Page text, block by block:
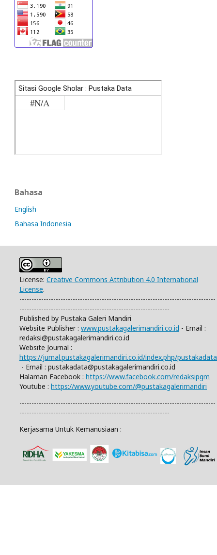
Bahasa
English
Bahasa Indonesia
License: Creative Commons Attribution 4.0 International
License.
---------------------------------------------------------------------------------
--------------------------------------------------------------
Published by Pustaka Galeri Mandiri
Website Publisher : www.pustakagalerimandiri.co.id - Email :
redaksi@pustakagalerimandiri.co.id
Website Journal :
https://jurnal.pustakagalerimandiri.co.id/index.php/pustakadata
- Email : pustakadata@pustakagalerimandiri.co.id
Halaman Facebook : https://www.facebook.com/redaksipgm
Youtube : https://www.youtube.com/@pustakagalerimandiri
---------------------------------------------------------------------------------
--------------------------------------------------------------
Kerjasama Untuk Kemanusiaan :